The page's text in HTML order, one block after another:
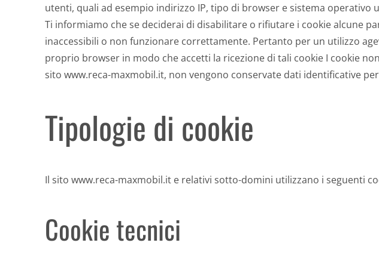
utenti, quali ad esempio indirizzo IP, tipo di browser e sistema
Ti informiamo che se deciderai di disabilitare o rifiutare i cookie alcune
inaccessibili o non funzionare correttamente. Pertanto per un utilizzo
proprio browser in modo che accetti la ricezione di tali cookie I cookie
sito www.reca-maxmobil.it, non vengono conservate dati identificative
Tipologie di cookie
Il sito www.reca-maxmobil.it e relativi sotto-domini utilizzano i seguenti
Cookie tecnici